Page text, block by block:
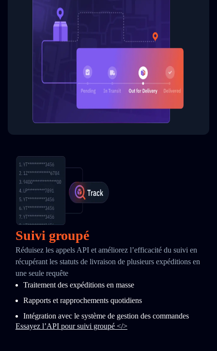
Suivi groupé
Réduisez les appels API et améliorez l’efficacité du suivi en
récupérant les statuts de livraison de plusieurs expéditions en
une seule requête
Traitement des expéditions en masse
Rapports et rapprochements quotidiens
Intégration avec le système de gestion des commandes
Essayez l’API pour suivi groupé </>